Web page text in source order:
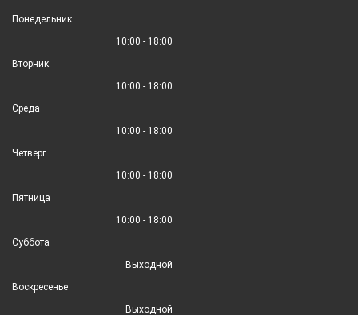
Понедельник
10:00 - 18:00
Вторник
10:00 - 18:00
Среда
10:00 - 18:00
Четверг
10:00 - 18:00
Пятница
10:00 - 18:00
Суббота
Выходной
Воскресенье
Выходной